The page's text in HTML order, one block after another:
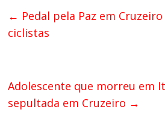
← Pedal pela Paz em
ciclistas
Adolescente que morreu em
sepultada em Cruzeiro →